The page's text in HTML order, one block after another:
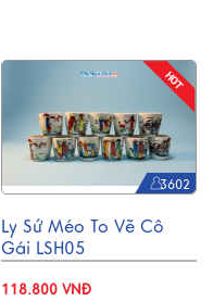
3602
Ly Sứ Méo To Vẽ Cô
Gái LSH05
118.800 VNĐ